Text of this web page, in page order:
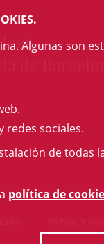
Algunas son
redes sociales.
de
política de